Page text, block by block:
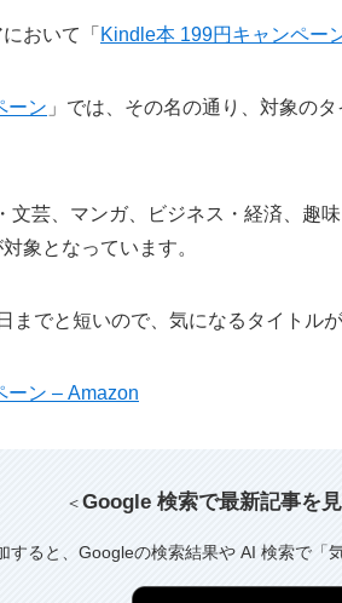
おいて「 Kindle本 199円キャンペー
ーン 」では、その名の通り、対象の
文芸、マンガ、ビジネス・経済、趣
象となっています。
までと短いので、気になるタイトル
ーン – Amazon
＜Google 検索で最新記事を
すると、Googleの検索結果や AI 検索で